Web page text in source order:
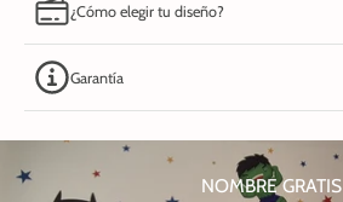
¿Cómo elegir tu diseño?
Garantía
NOMBRE GRATIS